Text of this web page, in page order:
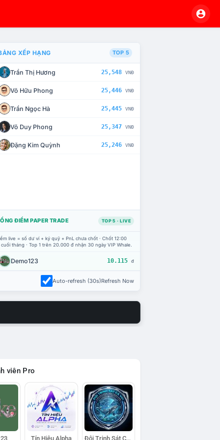
CHẾ TÀI XỬ LÝ VI PHẠM
XẾP HẠNG TOP 5
Trần Thị Hương 25,548 VNĐ
Võ Hữu Phong 25,446 VNĐ
Trần Ngọc Hà 25,445 VNĐ
Võ Duy Phong 25,347 VNĐ
Đặng Kim Quỳnh 25,246 VNĐ
ĐIỂM PAPER TRADE TOP 5 · LIVE
live = số dư ví + ký quỹ + PnL chưa chốt · Chốt 12:00
tháng · Top 1 trên 20.000 đ nhận 30 ngày VIP Whale.
Demo123 10.115 đ
Auto-refresh (30s)Refresh Now
viên Pro
Tín Hiệu Alpha Đội Trinh Sát Cá Voi